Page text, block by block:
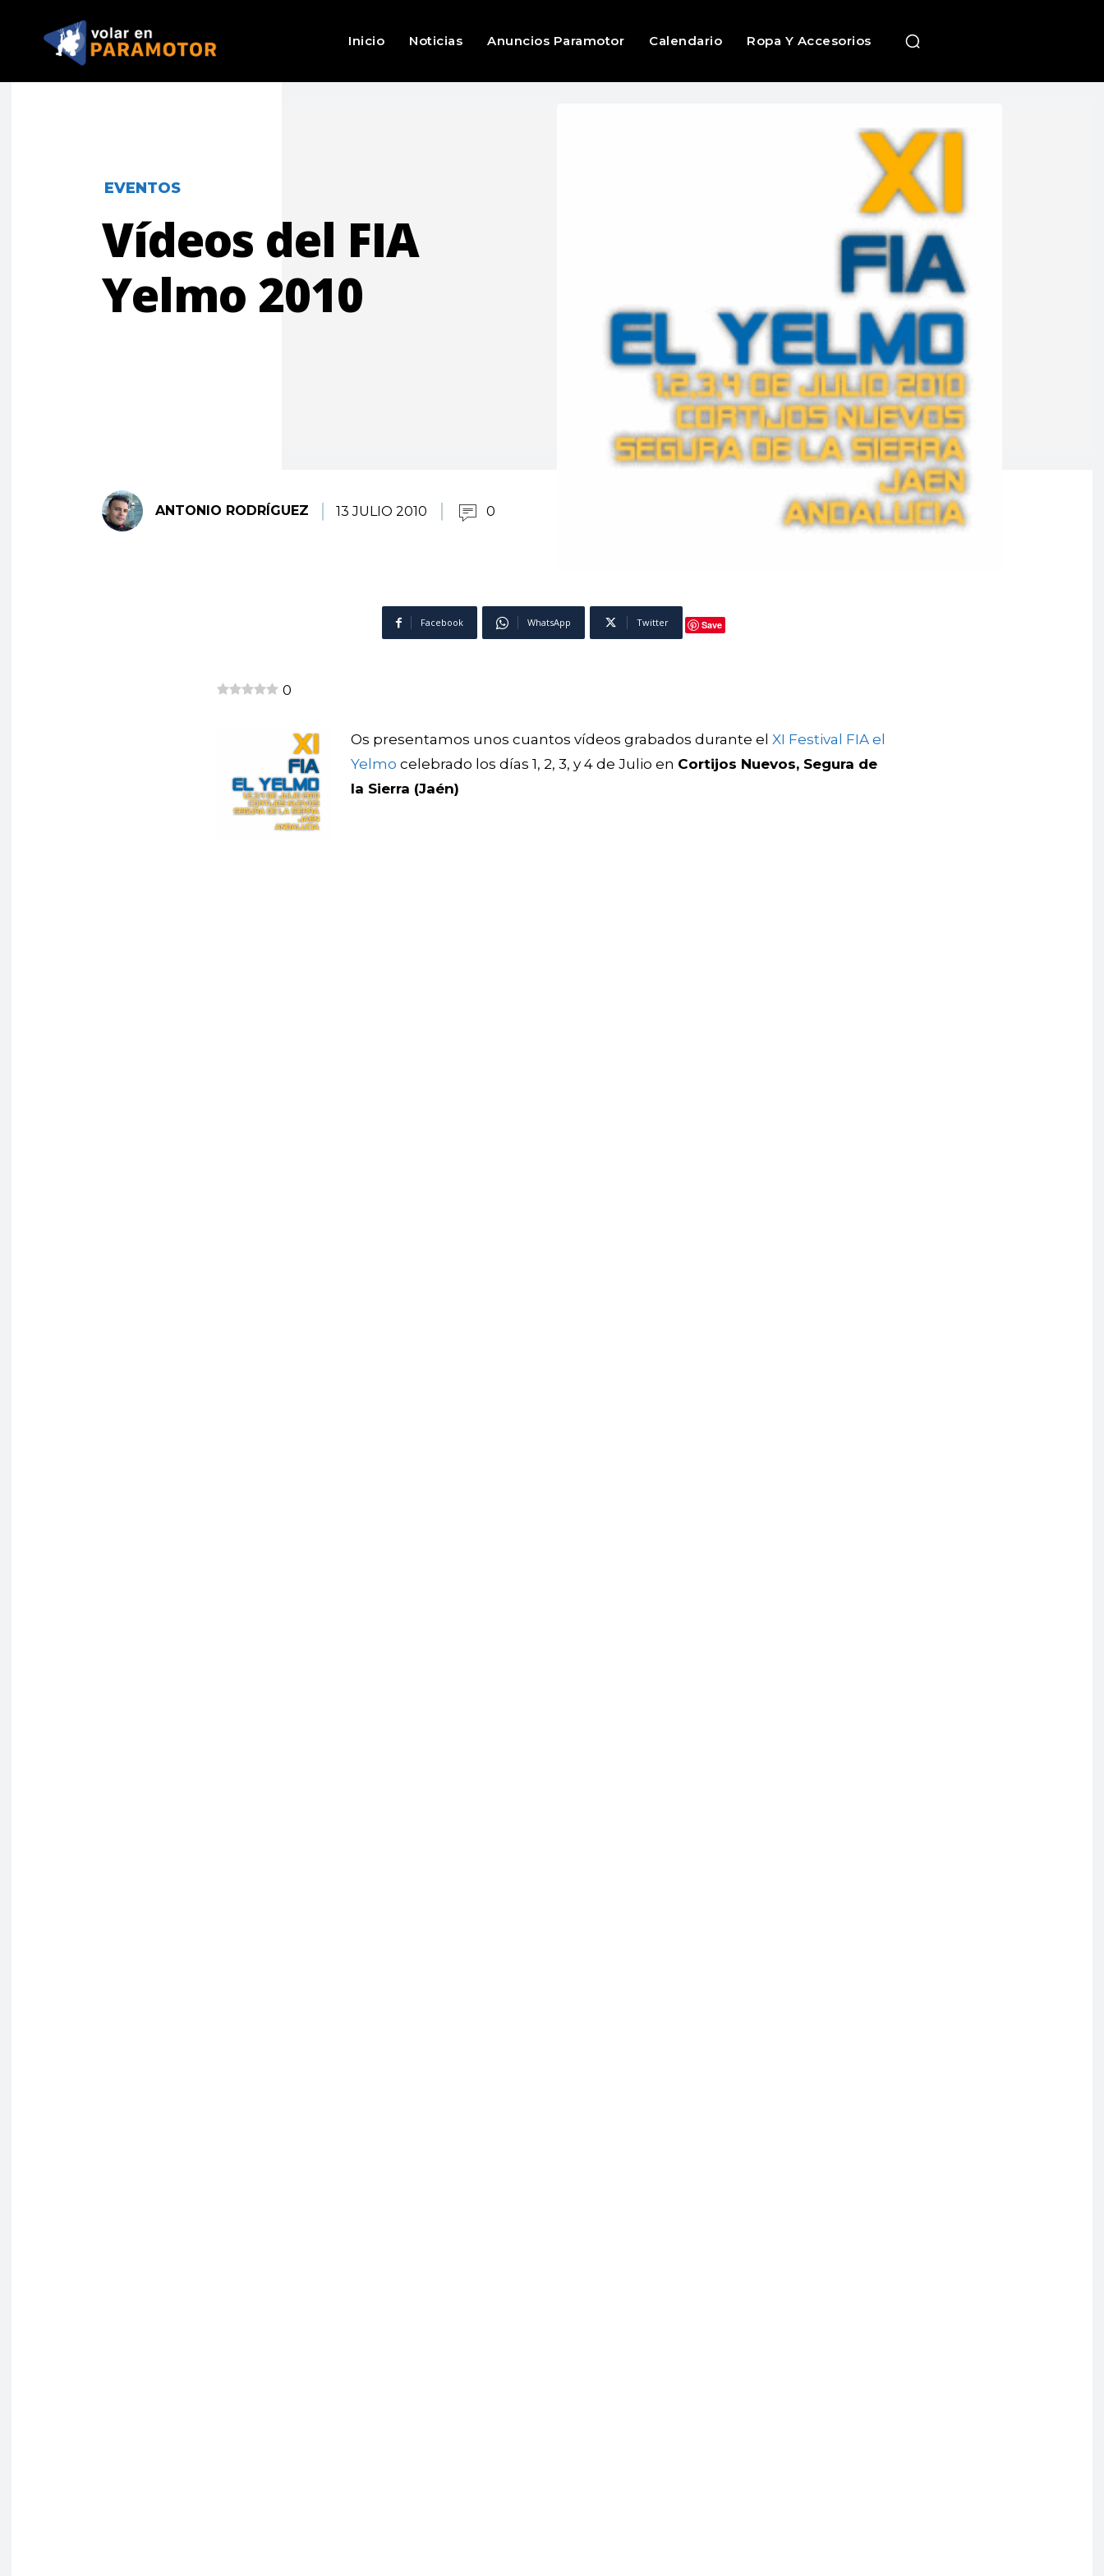
Inicio Noticias Anuncios Paramotor Calendario Ropa Y Accesorios
EVENTOS
Vídeos del FIA
Yelmo 2010
ANTONIO RODRÍGUEZ 13 JULIO 2010 0
Facebook WhatsApp Twitter Save
0
Os presentamos unos cuantos vídeos grabados durante el XI Festival FIA el
Yelmo celebrado los días 1, 2, 3, y 4 de Julio en Cortijos Nuevos, Segura de
la Sierra (Jaén)